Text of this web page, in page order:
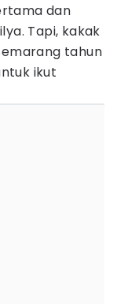
dan
Tapi, kakak
tahun
ikut